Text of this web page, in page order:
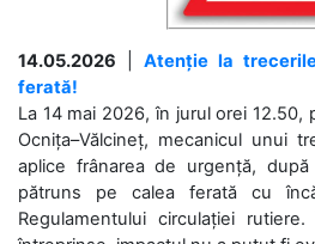
14.05.2026
Atenție la
ferată!
La 14 mai 2026, în jurul orei 12.50,
Ocnița–Vălcineț, mecanicul unui
aplice frânarea de urgență,
pătruns pe calea ferată cu
Regulamentului circulației